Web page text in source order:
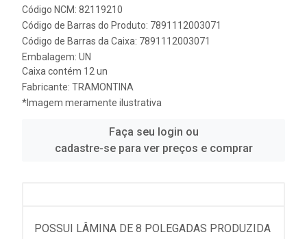
Código NCM: 82119210
Código de Barras do Produto: 7891112003071
Código de Barras da Caixa: 7891112003071
Embalagem: UN
Caixa contém 12 un
Fabricante: TRAMONTINA
*Imagem meramente ilustrativa
Faça seu login ou
cadastre-se para ver preços e comprar
POSSUI LÂMINA DE 8 POLEGADAS PRODUZIDA